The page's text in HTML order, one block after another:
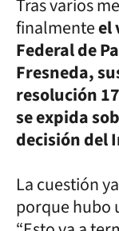
Tras varios
finalmenteel
Federal de
Fresneda,
resolución
se expida
decisión del
La cuestión
porque hubo